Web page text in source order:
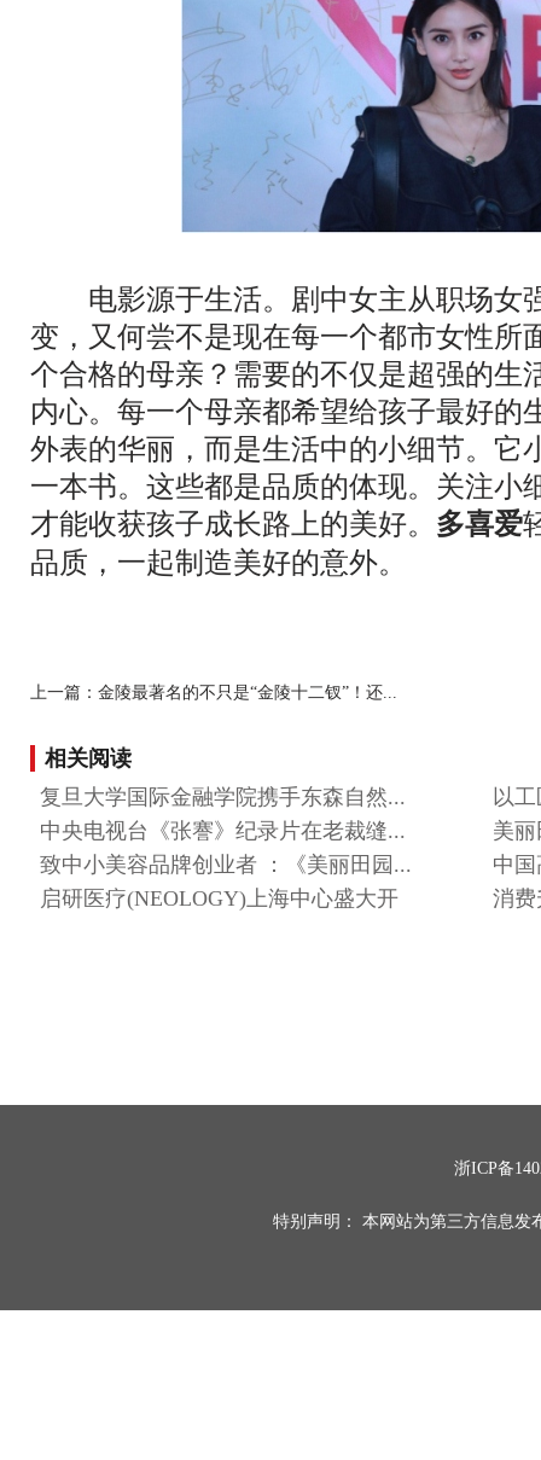
电影源于生活。剧中女主从职场女
变，又何尝不是现在每一个都市女性所
个合格的母亲？需要的不仅是超强的生
内心。每一个母亲都希望给孩子最好的
外表的华丽，而是生活中的小细节。它
一本书。这些都是品质的体现。关注小
才能收获孩子成长路上的美好。 多喜爱
品质，一起制造美好的意外。
上一篇：金陵最著名的不只是“金陵十二钗”！还...
相关阅读
复旦大学国际金融学院携手东森自然...
以
中央电视台《张謇》纪录片在老裁缝...
美
致中小美容品牌创业者 ：《美丽田园...
中
启研医疗(NEOLOGY)上海中心盛大开
消费
浙ICP备
特别声明： 本网站为第三方信息发